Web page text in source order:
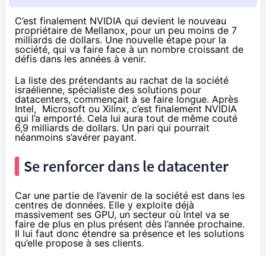
C’est finalement NVIDIA qui devient le nouveau
propriétaire de Mellanox, pour un peu moins de 7
milliards de dollars. Une nouvelle étape pour la
société, qui va faire face à un nombre croissant de
défis dans les années à venir.
La liste des prétendants au rachat de la société
israélienne, spécialiste des solutions pour
datacenters, commençait à se faire longue. Après
Intel, Microsoft ou Xilinx, c’est finalement NVIDIA
qui l’a emporté. Cela lui aura tout de même couté
6,9 milliards de dollars. Un pari qui pourrait
néanmoins s’avérer payant.
Se renforcer dans le datacenter
Car une partie de l’avenir de la société est dans les
centres de données. Elle y exploite déjà
massivement ses GPU, un secteur où Intel va se
faire de plus en plus présent dès l’année prochaine.
Il lui faut donc étendre sa présence et les solutions
qu’elle propose à ses clients.